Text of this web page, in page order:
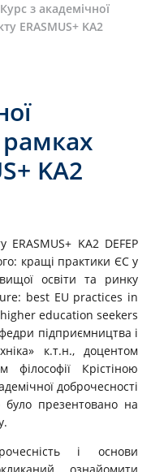
Курс з академічної
ERASMUS+ KA2
рамках
KA2
ERASMUS+ KA2 DEFEP
кращі практики ЄС у
освіти та ринку
best EU practices in
education seekers
підприємництва і
к.т.н., доцентом
Крістіною
доброчесності
було презентовано на
і основи